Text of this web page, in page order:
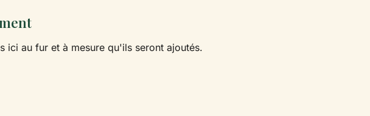
ici au fur et à mesure qu'ils seront ajoutés.